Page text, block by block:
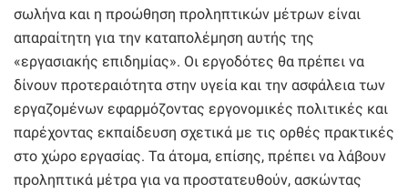
σωλήνα και η προώθηση προληπτικών μέτρων είναι
απαραίτητη για την καταπολέμηση αυτής της
«εργασιακής επιδημίας». Οι εργοδότες θα πρέπει να
δίνουν προτεραιότητα στην υγεία και την ασφάλεια των
εργαζομένων εφαρμόζοντας εργονομικές πολιτικές και
παρέχοντας εκπαίδευση σχετικά με τις ορθές πρακτικές
στο χώρο εργασίας. Τα άτομα, επίσης, πρέπει να λάβουν
προληπτικά μέτρα για να προστατευθούν, ασκώντας